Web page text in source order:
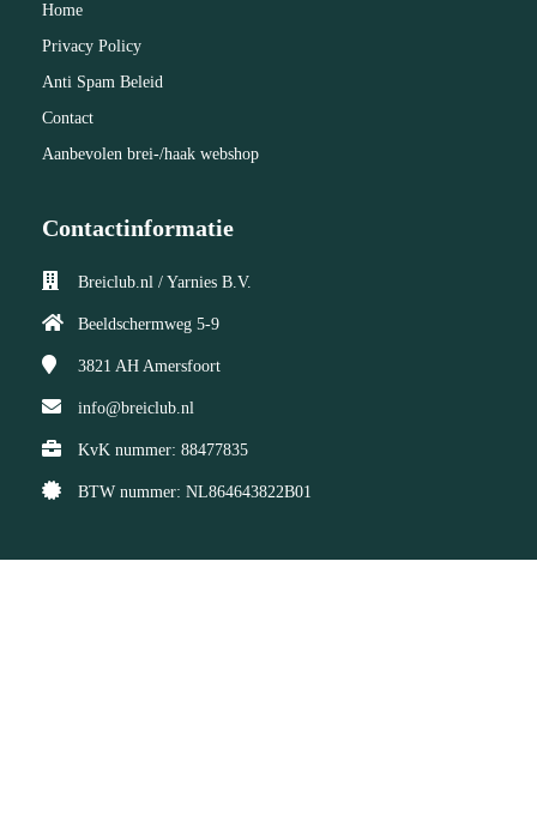
Home
Privacy Policy
Anti Spam Beleid
Contact
Aanbevolen brei-/haak webshop
Contactinformatie
Breiclub.nl / Yarnies B.V.
Beeldschermweg 5-9
3821 AH Amersfoort
info@breiclub.nl
KvK nummer: 88477835
BTW nummer: NL864643822B01